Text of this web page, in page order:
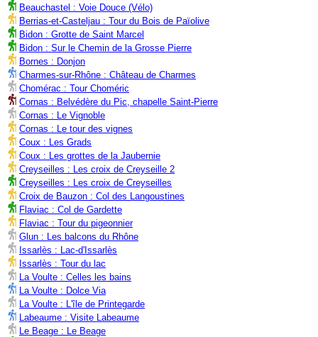
Beauchastel : Voie Douce (Vélo)
Berrias-et-Casteljau : Tour du Bois de Païolive
Bidon : Grotte de Saint Marcel
Bidon : Sur le Chemin de la Grosse Pierre
Bornes : Donjon
Charmes-sur-Rhône : Château de Charmes
Chomérac : Tour Choméric
Cornas : Belvédère du Pic, chapelle Saint-Pierre
Cornas : Le Vignoble
Cornas : Le tour des vignes
Coux : Les Grads
Coux : Les grottes de la Jaubernie
Creyseilles : Les croix de Creyseille 2
Creyseilles : Les croix de Creyseilles
Croix de Bauzon : Col des Langoustines
Flaviac : Col de Gardette
Flaviac : Tour du pigeonnier
Glun : Les balcons du Rhône
Issarlès : Lac-d'Issarlès
Issarlès : Tour du lac
La Voulte : Celles les bains
La Voulte : Dolce Via
La Voulte : L'île de Printegarde
Labeaume : Visite Labeaume
Le Beage : Le Beage